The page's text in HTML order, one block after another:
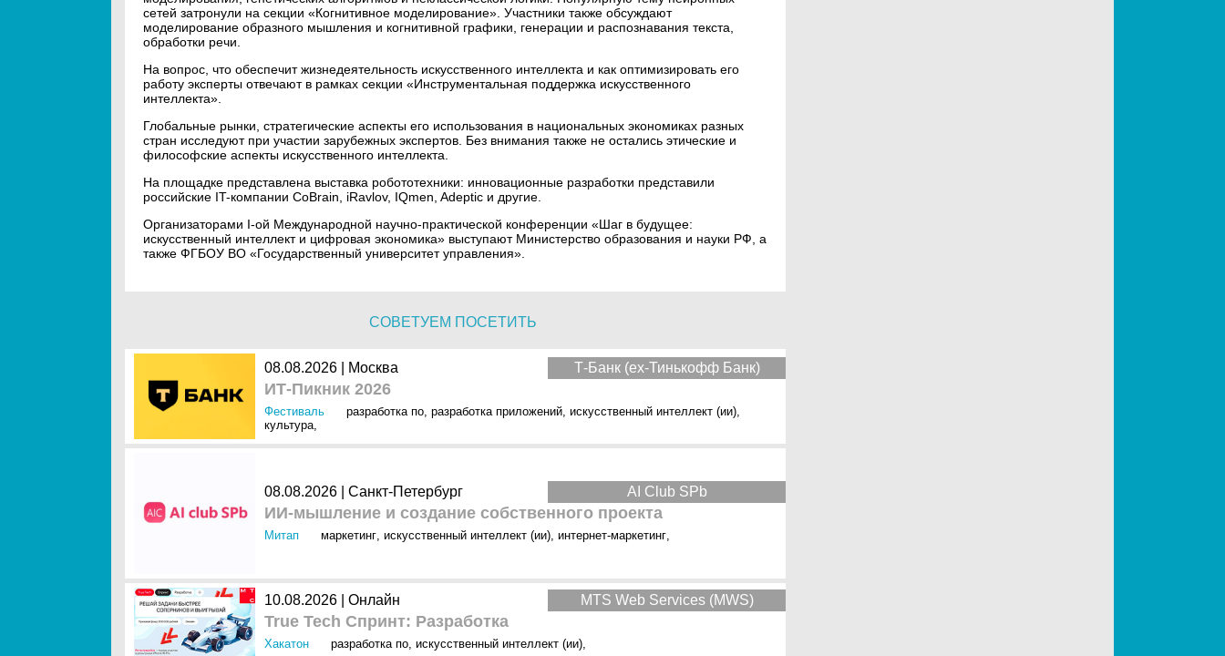
сетей затронули на секции «Когнитивное моделирование». Участники также обсуждают
моделирование образного мышления и когнитивной графики, генерации и распознавания текста,
обработки речи.
На вопрос, что обеспечит жизнедеятельность искусственного интеллекта и как оптимизировать его
работу эксперты отвечают в рамках секции «Инструментальная поддержка искусственного
интеллекта».
Глобальные рынки, стратегические аспекты его использования в национальных экономиках разных
стран исследуют при участии зарубежных экспертов. Без внимания также не остались этические и
философские аспекты искусственного интеллекта.
На площадке представлена выставка робототехники: инновационные разработки представили
российские IT-компании CoBrain, iRavlov, IQmen, Adeptic и другие.
Организаторами I-ой Международной научно-практической конференции «Шаг в будущее:
искусственный интеллект и цифровая экономика» выступают Министерство образования и науки РФ, а
также ФГБОУ ВО «Государственный университет управления».
СОВЕТУЕМ ПОСЕТИТЬ
Т-Банк (ex-Тинькофф Банк)
08.08.2026 | Москва
ИТ-Пикник 2026
Фестиваль разработка по, разработка приложений, искусственный интеллект (ии),
культура,
AI Club SPb
08.08.2026 | Санкт-Петербург
ИИ-мышление и создание собственного проекта
Митап маркетинг, искусственный интеллект (ии), интернет-маркетинг,
MTS Web Services (MWS)
10.08.2026 | Онлайн
True Tech Спринт: Разработка
Хакатон разработка по, искусственный интеллект (ии),